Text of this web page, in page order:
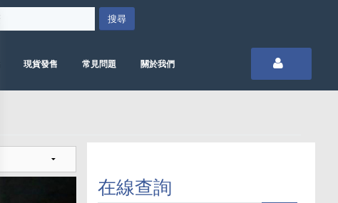
現貨發售 常見問題 關於我們
在線查詢